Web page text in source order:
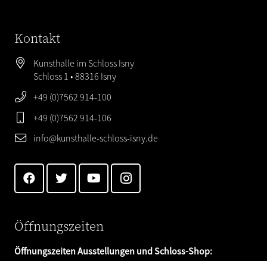
Kontakt
Kunsthalle im Schloss Isny
Schloss 1 • 88316 Isny
+49 (0)7562 914-100
+49 (0)7562 914-106
info@kunsthalle-schloss-isny.de
Öffnungszeiten
Öffnungszeiten Ausstellungen und Schloss-Shop: